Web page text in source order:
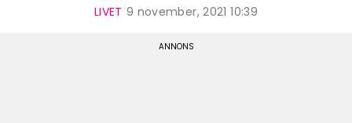
LIVET 9 november, 2021 10:39